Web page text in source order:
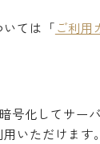
ては「ご利用
号化してサー
いただけます。